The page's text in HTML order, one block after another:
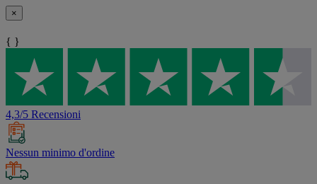
×
{ }
4,3/5 Recensioni
Nessun minimo d'ordine